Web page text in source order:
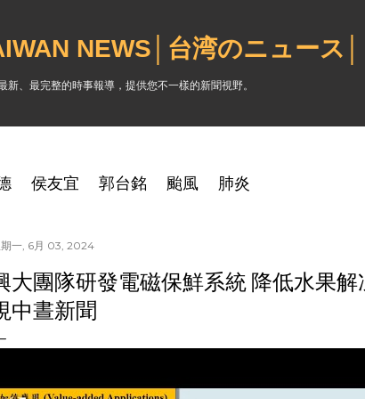
NEWS│台湾のニュース
新、最完整的時事報導，提供您不一樣的新聞視野。
侯友宜 郭台銘 颱風 肺炎
一, 6月 03, 2024
大團隊研發電磁保鮮系統 降低水果解
中晝新聞